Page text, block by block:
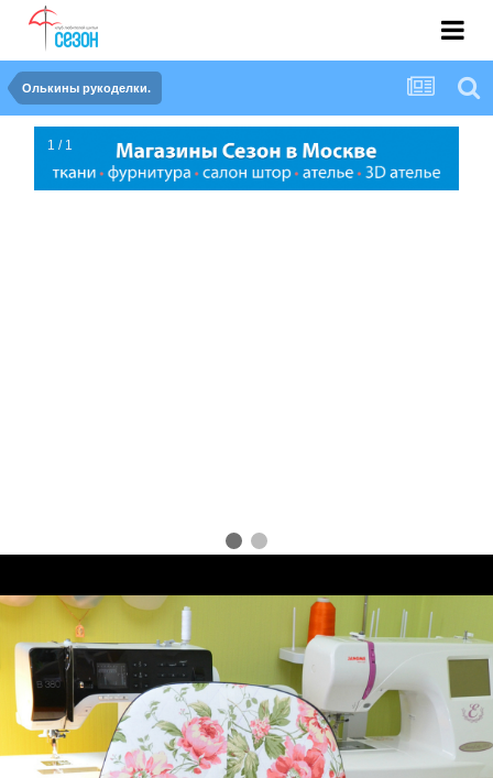
Олькины рукоделки.
1 / 1